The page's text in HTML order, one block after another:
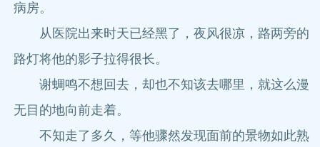
病房。
从医院出来时天已经黑了，夜风很凉，路两旁的
路灯将他的影子拉得很长。
谢蜩鸣不想回去，却也不知该去哪里，就这么漫
无目的地向前走着。
不知走了多久，等他骤然发现面前的景物如此熟